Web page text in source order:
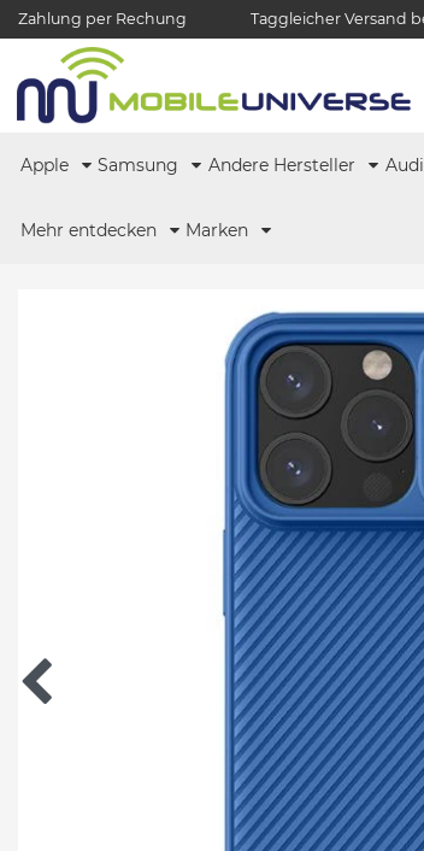
Zahlung per Rechung Taggleicher Versand
Apple Samsung Andere Hersteller
Mehr entdecken Marken